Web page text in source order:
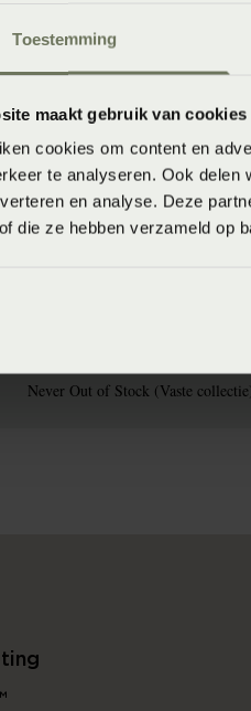
Toestemming
maakt gebruik van cookies
cookies om content en
te analyseren. Ook
en analyse. Deze
die ze hebben verzameld op
niet altijd verkrijgbaar in de
de beschikbaarheid.
Never Out of Stock (Vaste